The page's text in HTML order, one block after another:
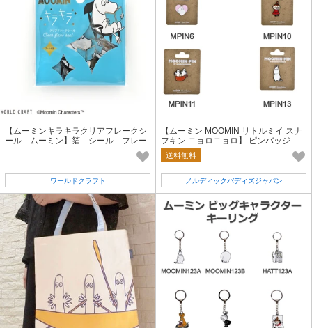
【ムーミンキラキラクリアフレークシ
ール ムーミン】箔 シール フレー
ワールドクラフト
【ムーミン MOOMIN リトルミイ スナ
フキン ニョロニョロ】 ピンバッジ
送料無料
ノルディックバディズジャパン